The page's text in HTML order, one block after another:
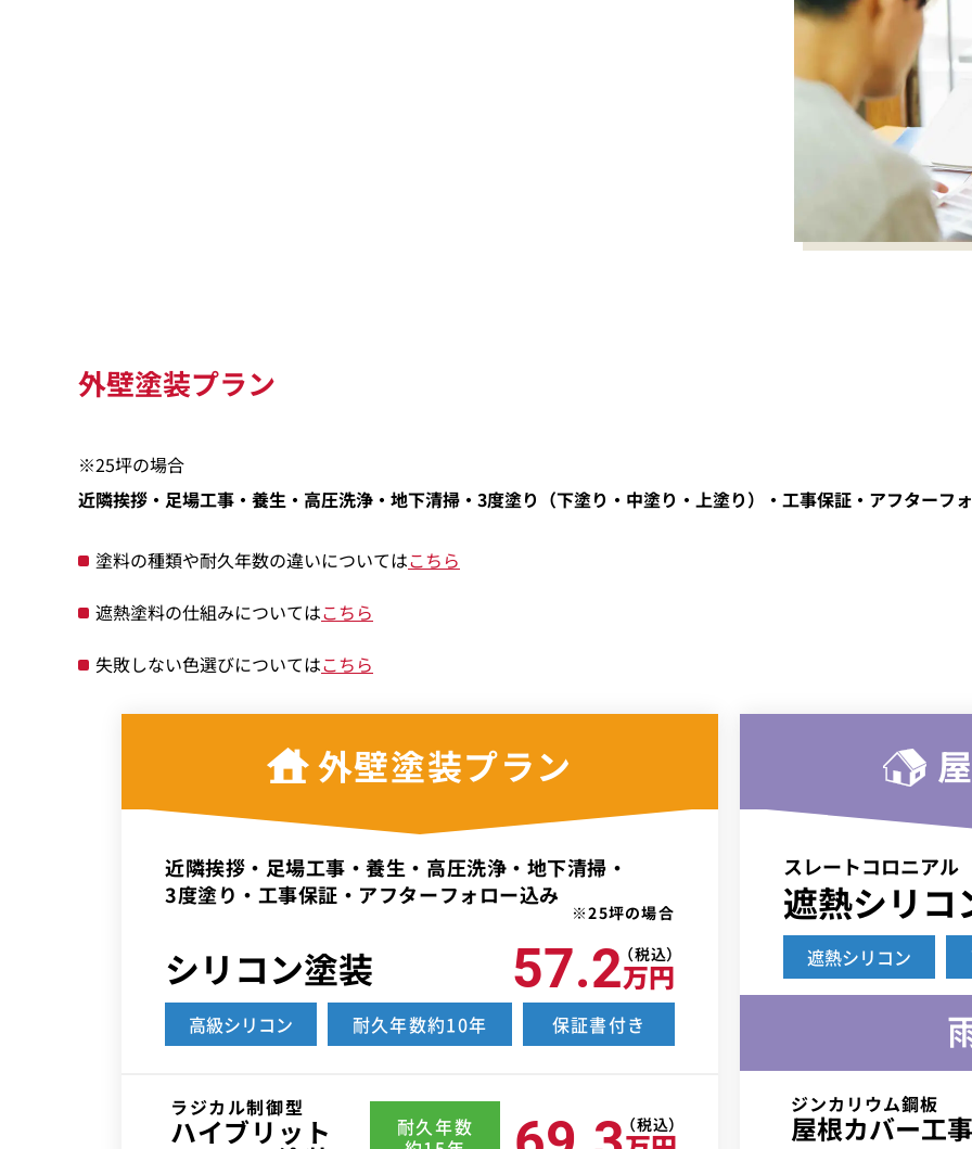
外壁塗装プラン
※25坪の場合
近隣挨拶・足場工事・養生・高圧洗浄・地下清掃・3度塗り（下塗り・中塗り・上塗り）・工事保証・アフターフ
塗料の種類や耐久年数の違いについてはこちら
遮熱塗料の仕組みについてはこちら
失敗しない色選びについてはこちら
外壁塗装プラン
近隣挨拶・足場工事・養生・高圧洗浄・地下清掃・
3度塗り・工事保証・アフターフォロー込み
※25坪の場合
シリコン塗装 57.2（税込）
万円
高級シリコン 耐久年数約10年 保証書付き
ラジカル制御型
ハイブリット
耐久年数
（税込）
スレートコロニアル
遮熱シリコ
遮熱シリコン
ジンカリウム鋼板
屋根カバー工事